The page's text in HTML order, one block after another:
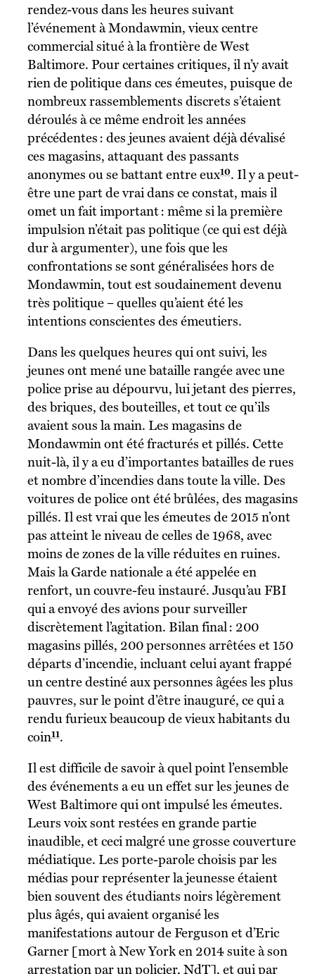
rendez-vous dans les heures suivant
l’événement à Mondawmin, vieux centre
commercial situé à la frontière de West
Baltimore. Pour certaines critiques, il n’y avait
rien de politique dans ces émeutes, puisque de
nombreux rassemblements discrets s’étaient
déroulés à ce même endroit les années
précédentes : des jeunes avaient déjà dévalisé
ces magasins, attaquant des passants
anonymes ou se battant entre eux10. Il y a peut-
être une part de vrai dans ce constat, mais il
omet un fait important : même si la première
impulsion n’était pas politique (ce qui est déjà
dur à argumenter), une fois que les
confrontations se sont généralisées hors de
Mondawmin, tout est soudainement devenu
très politique – quelles qu’aient été les
intentions conscientes des émeutiers.
Dans les quelques heures qui ont suivi, les
jeunes ont mené une bataille rangée avec une
police prise au dépourvu, lui jetant des pierres,
des briques, des bouteilles, et tout ce qu’ils
avaient sous la main. Les magasins de
Mondawmin ont été fracturés et pillés. Cette
nuit-là, il y a eu d’importantes batailles de rues
et nombre d’incendies dans toute la ville. Des
voitures de police ont été brûlées, des magasins
pillés. Il est vrai que les émeutes de 2015 n’ont
pas atteint le niveau de celles de 1968, avec
moins de zones de la ville réduites en ruines.
Mais la Garde nationale a été appelée en
renfort, un couvre-feu instauré. Jusqu’au FBI
qui a envoyé des avions pour surveiller
discrètement l’agitation. Bilan final : 200
magasins pillés, 200 personnes arrêtées et 150
départs d’incendie, incluant celui ayant frappé
un centre destiné aux personnes âgées les plus
pauvres, sur le point d’être inauguré, ce qui a
rendu furieux beaucoup de vieux habitants du
coin11.
Il est difficile de savoir à quel point l’ensemble
des événements a eu un effet sur les jeunes de
West Baltimore qui ont impulsé les émeutes.
Leurs voix sont restées en grande partie
inaudible, et ceci malgré une grosse couverture
médiatique. Les porte-parole choisis par les
médias pour représenter la jeunesse étaient
bien souvent des étudiants noirs légèrement
plus âgés, qui avaient organisé les
manifestations autour de Ferguson et d’Eric
Garner [mort à New York en 2014 suite à son
arrestation par un policier, NdT], et qui par